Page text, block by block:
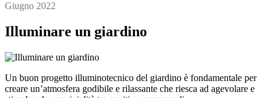
Giugno 2022
Illuminare un giardino
Un buon progetto illuminotecnico del giardino è fondamentale per
creare un’atmosfera godibile e rilassante che riesca ad agevolare e